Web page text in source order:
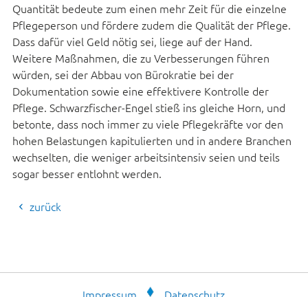
Quantität bedeute zum einen mehr Zeit für die einzelne
Pflegeperson und fördere zudem die Qualität der Pflege.
Dass dafür viel Geld nötig sei, liege auf der Hand.
Weitere Maßnahmen, die zu Verbesserungen führen
würden, sei der Abbau von Bürokratie bei der
Dokumentation sowie eine effektivere Kontrolle der
Pflege. Schwarzfischer-Engel stieß ins gleiche Horn, und
betonte, dass noch immer zu viele Pflegekräfte vor den
hohen Belastungen kapitulierten und in andere Branchen
wechselten, die weniger arbeitsintensiv seien und teils
sogar besser entlohnt werden.
zurück